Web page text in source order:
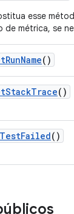
esse
de métrica, se
RunName()
StackTrace()
TestFailed()